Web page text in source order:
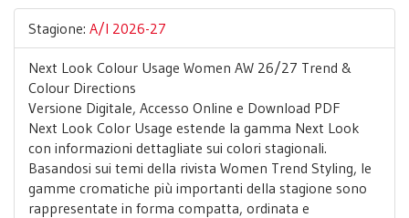
Stagione: A/I 2026-27
Next Look Colour Usage Women AW 26/27 Trend &
Colour Directions
Versione Digitale, Accesso Online e Download PDF
Next Look Color Usage estende la gamma Next Look
con informazioni dettagliate sui colori stagionali.
Basandosi sui temi della rivista Women Trend Styling, le
gamme cromatiche più importanti della stagione sono
rappresentate in forma compatta, ordinata e